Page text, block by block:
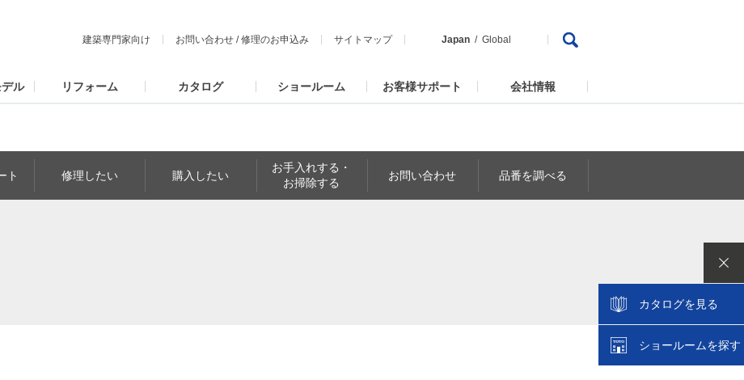
建築専門家向け お問い合わせ /修理のお申込み サイトマップ Japan Global
ル リフォーム カタログ ショールーム お客様サポート 会社情報
ト 修理したい 購入したい
お手入れする・
お掃除する
お問い合わせ 品番を調べる
カタログを見る
ショールームを探す